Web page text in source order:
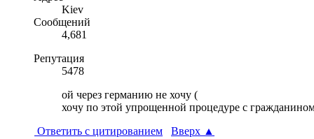
Kiev
Сообщений
4,681
Репутация
5478
ой через германию не хочу (
хочу по этой упрощенной процедуре с
Ответить с цитированием
Вверх ▲